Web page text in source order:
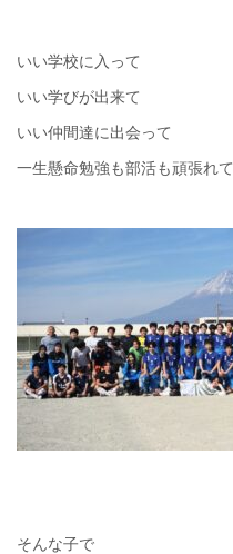
いい学校に入って
いい学びが出来て
いい仲間達に出会って
一生懸命勉強も部活も頑張れて
そんな子で